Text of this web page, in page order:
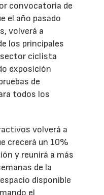
convocatoria de
el año pasado
volverá a
los principales
ciclista
exposición
de
todos los
volverá a
crecerá un 10%
y reunirá a más
de la
disponible
el